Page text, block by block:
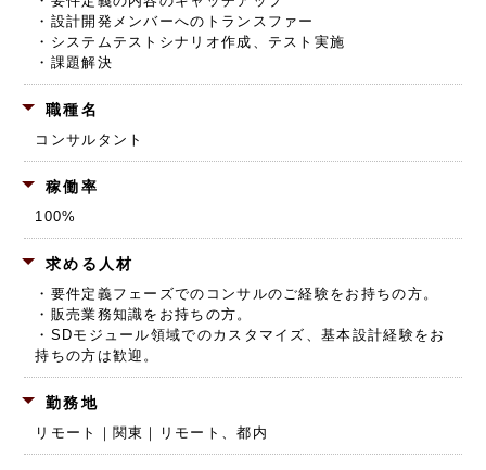
・設計開発メンバーへのトランスファー
・システムテストシナリオ作成、テスト実施
・課題解決
職種名
コンサルタント
稼働率
100%
求める人材
・要件定義フェーズでのコンサルのご経験をお持ちの方。
・販売業務知識をお持ちの方。
・SDモジュール領域でのカスタマイズ、基本設計経験をお
持ちの方は歓迎。
勤務地
リモート｜関東｜リモート、都内